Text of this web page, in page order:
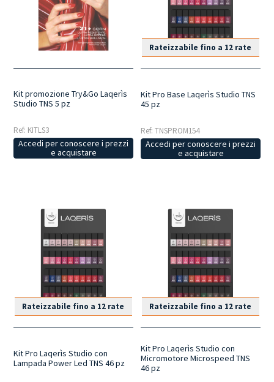
Kit promozione Try&Go Laqerìs
Studio TNS 5 pz
Ref: KITLS3
Accedi per conoscere i prezzi
e acquistare
Rateizzabile fino a 12 rate
Kit Pro Base Laqerìs Studio TNS
45 pz
Ref: TNSPROM154
Accedi per conoscere i prezzi
e acquistare
Rateizzabile fino a 12 rate
Kit Pro Laqerìs Studio con
Lampada Power Led TNS 46 pz
Rateizzabile fino a 12 rate
Kit Pro Laqerìs Studio con
Micromotore Microspeed TNS
46 pz